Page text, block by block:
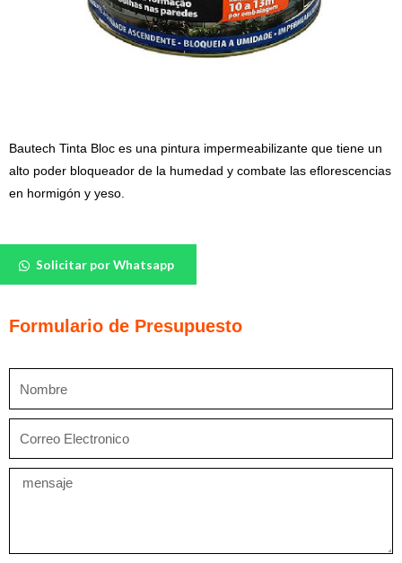
Bautech Tinta Bloc es una pintura impermeabilizante que tiene un
alto poder bloqueador de la humedad y combate las eflorescencias
en hormigón y yeso.
Solicitar por Whatsapp
cantidad
Formulario de Presupuesto
Mensaje